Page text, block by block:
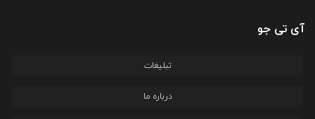
آی تی جو
تبلیغات
درباره ما